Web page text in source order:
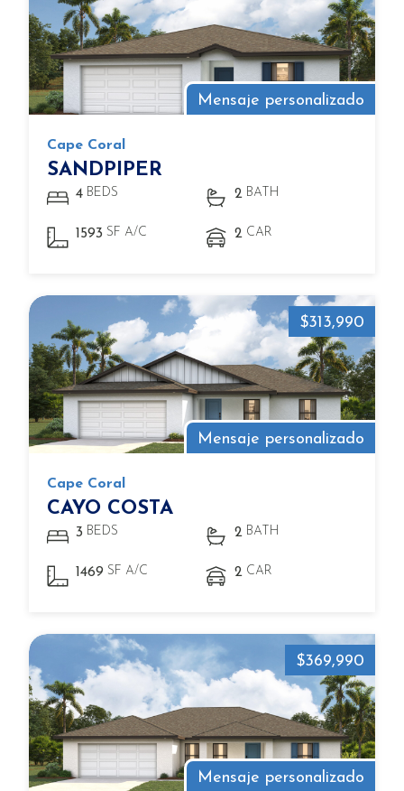
Mensaje personalizado
Cape Coral
SANDPIPER
4 BEDS 2 BATH
1593 SF A/C 2 CAR
Mensaje personalizado
$313,990
Cape Coral
CAYO COSTA
3 BEDS 2 BATH
1469 SF A/C 2 CAR
Mensaje personalizado
$369,990